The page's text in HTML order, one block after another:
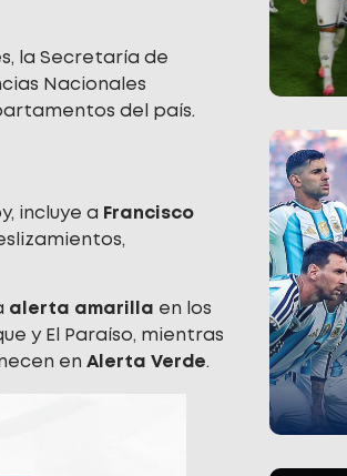
la Secretaría de
Nacionales
del país.
incluye a Francisco
alerta amarilla en los
y El Paraíso, mientras
en Alerta Verde.